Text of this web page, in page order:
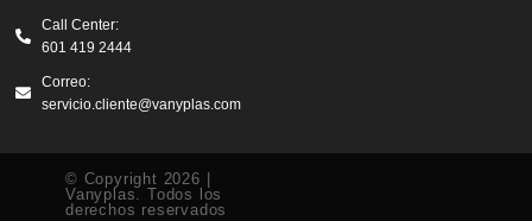
Call Center:
601 419 2444
Correo:
servicio.cliente@vanyplas.com
© Copyright 2026 |
Vanyplas. Todos los
derechos reservados